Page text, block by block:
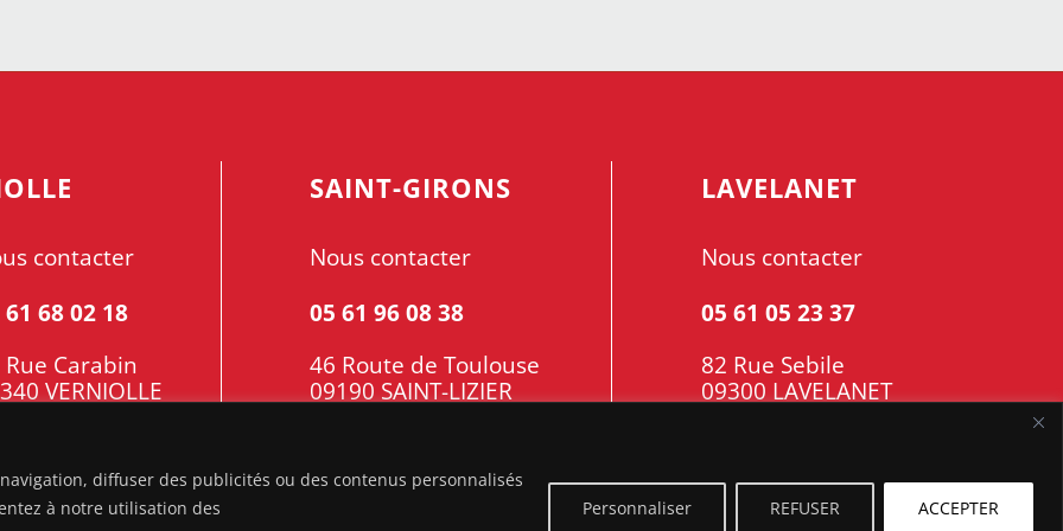
diffuser des publicités ou des contenus personnalisés
à notre utilisation des
Personnaliser REFUSER ACCEPTER
contacter
61 68 02 18
Rue Carabin
VERNIOLLE
SAINT-GIRONS
Nous contacter
05 61 96 08 38
46 Route de Toulouse
09190 SAINT-LIZIER
LAVELANET
Nous contacter
05 61 05 23 37
82 Rue Sebile
09300 LAVELANET
-Politique de Confidentialité